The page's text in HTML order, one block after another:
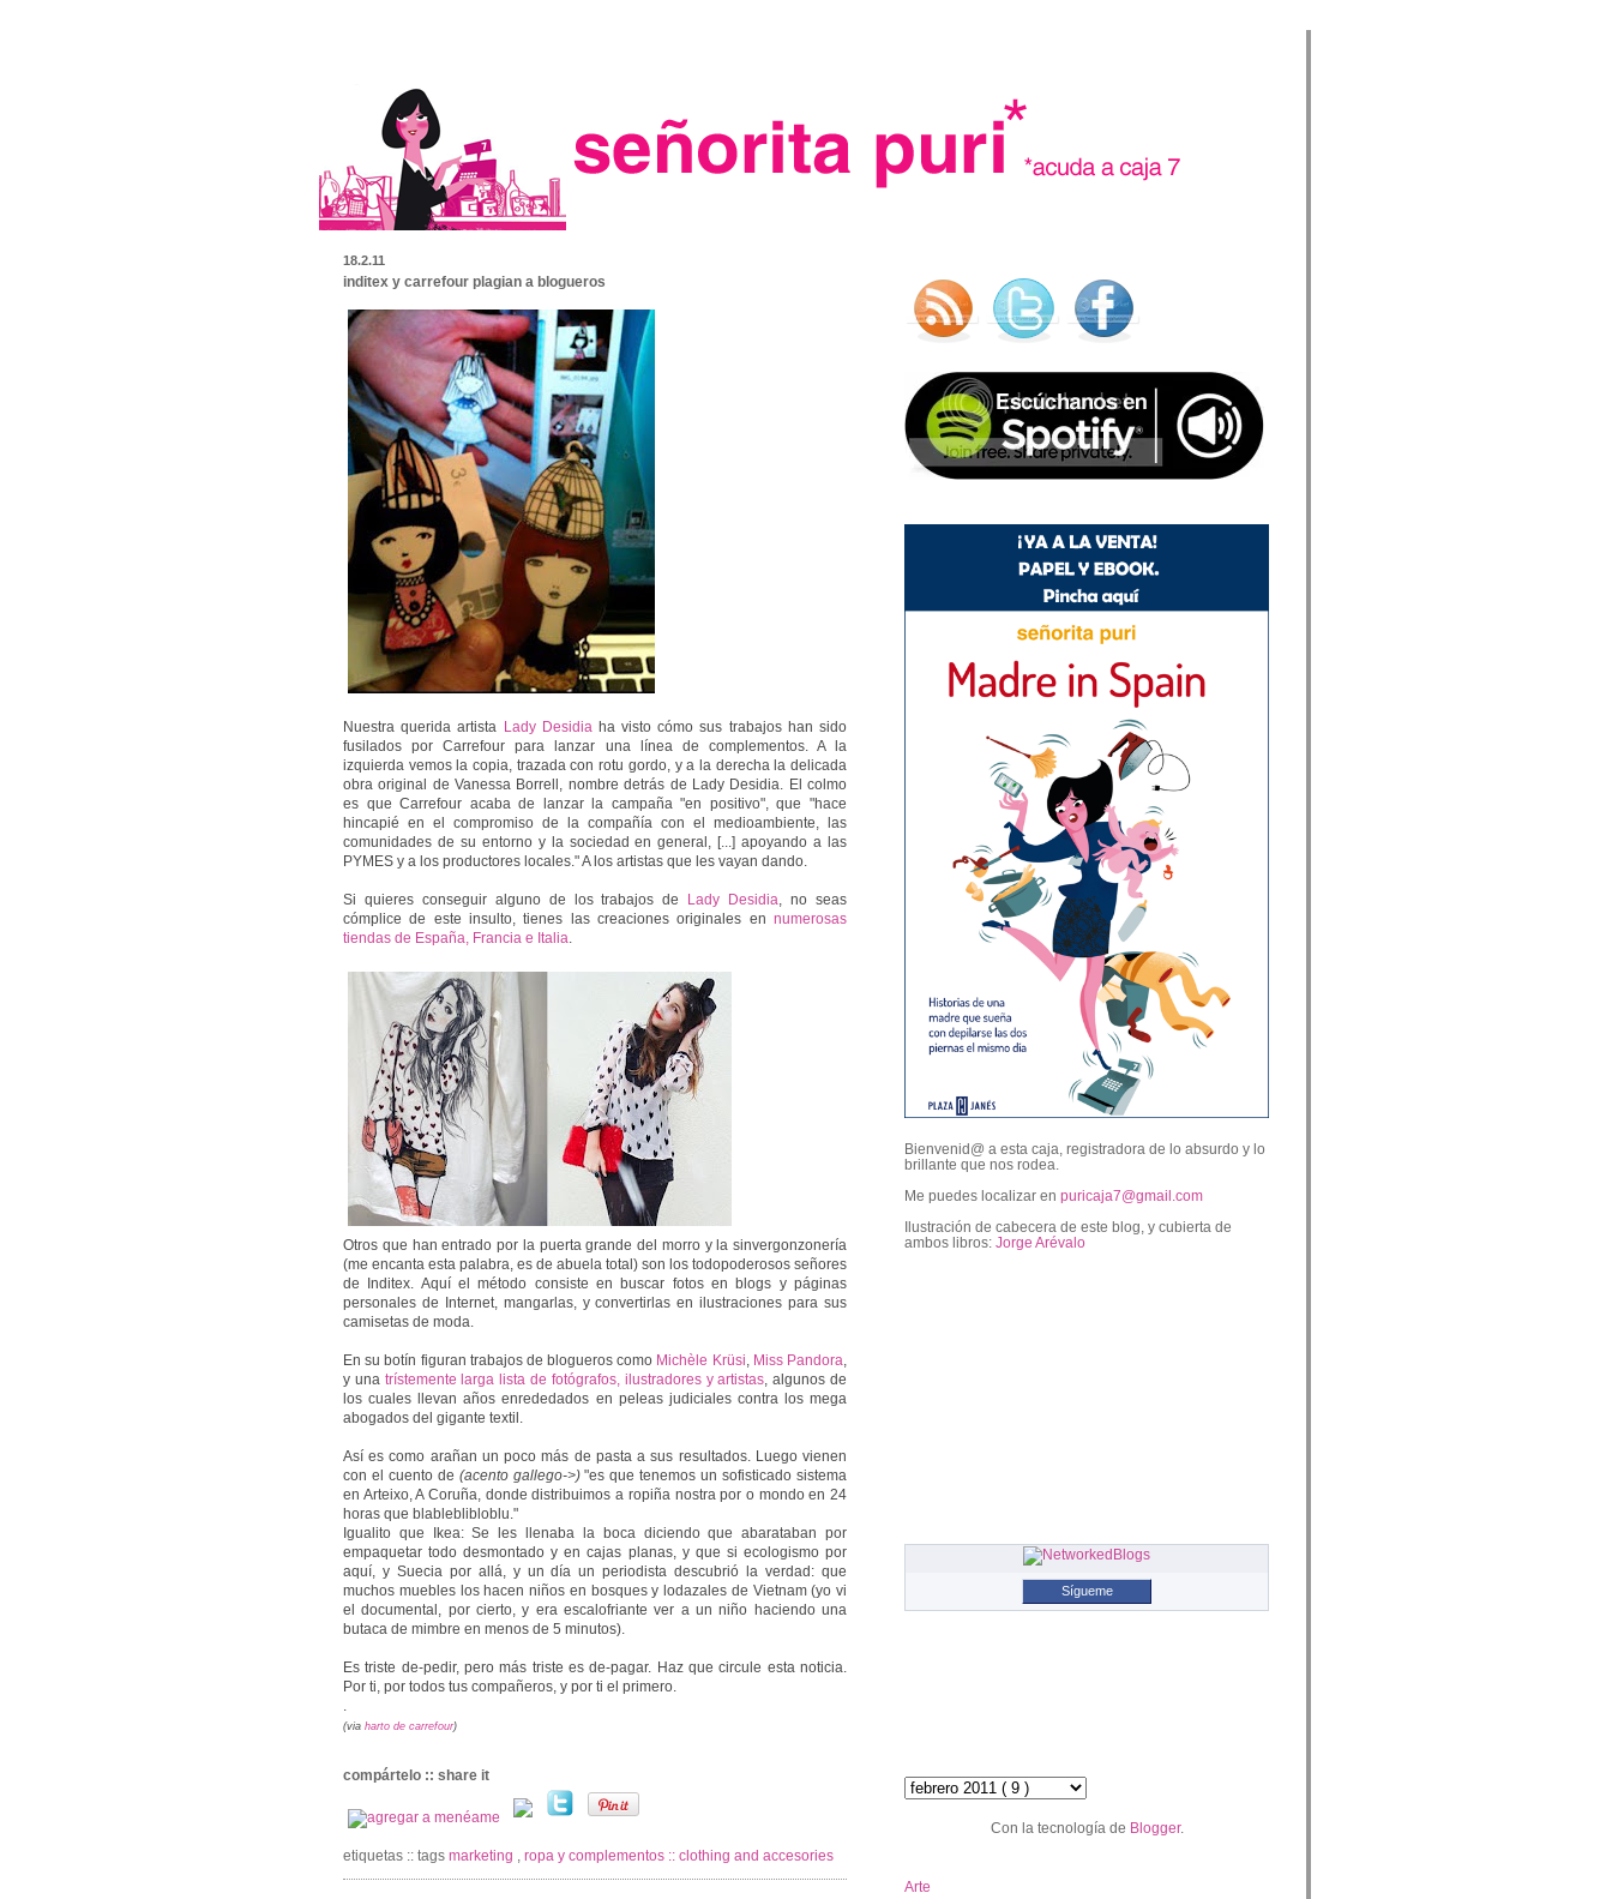
18.2.11
inditex y carrefour plagian a blogueros
Nuestra querida artista Lady Desidia ha visto cómo sus trabajos han sido
fusilados por Carrefour para lanzar una línea de complementos. A la
izquierda vemos la copia, trazada con rotu gordo, y a la derecha la delicada
obra original de Vanessa Borrell, nombre detrás de Lady Desidia. El colmo
es que Carrefour acaba de lanzar la campaña "en positivo", que "hace
hincapié en el compromiso de la compañía con el medioambiente, las
comunidades de su entorno y la sociedad en general, [...] apoyando a las
PYMES y a los productores locales." A los artistas que les vayan dando.
Si quieres conseguir alguno de los trabajos de Lady Desidia, no seas
cómplice de este insulto, tienes las creaciones originales en numerosas
tiendas de España, Francia e Italia.
Otros que han entrado por la puerta grande del morro y la sinvergonzonería
(me encanta esta palabra, es de abuela total) son los todopoderosos señores
de Inditex. Aquí el método consiste en buscar fotos en blogs y páginas
personales de Internet, mangarlas, y convertirlas en ilustraciones para sus
camisetas de moda.
En su botín figuran trabajos de blogueros como Michèle Krüsi, Miss Pandora,
y una trístemente larga lista de fotógrafos, ilustradores y artistas, algunos de
los cuales llevan años enrededados en peleas judiciales contra los mega
abogados del gigante textil.
Así es como arañan un poco más de pasta a sus resultados. Luego vienen
con el cuento de (acento gallego->)"es que tenemos un sofisticado sistema
en Arteixo, A Coruña, donde distribuimos a ropiña nostra por o mondo en 24
horas que blableblibloblu."
Igualito que Ikea: Se les llenaba la boca diciendo que abarataban por
empaquetar todo desmontado y en cajas planas, y que si ecologismo por
aquí, y Suecia por allá, y un día un periodista descubrió la verdad: que
muchos muebles los hacen niños en bosques y lodazales de Vietnam (yo vi
el documental, por cierto, y era escalofriante ver a un niño haciendo una
butaca de mimbre en menos de 5 minutos).
Es triste de-pedir, pero más triste es de-pagar. Haz que circule esta noticia.
Por ti, por todos tus compañeros, y por ti el primero.
.
(via harto de carrefour)
compártelo :: share it
etiquetas :: tags marketing , ropa y complementos :: clothing and accesories
Bienvenid@ a esta caja, registradora de lo absurdo y lo
brillante que nos rodea.
Me puedes localizar en puricaja7@gmail.com
Ilustración de cabecera de este blog, y cubierta de
ambos libros: Jorge Arévalo
Sígueme
Con la tecnología de Blogger.
Arte